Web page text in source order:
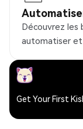
Découvrez les
automatiser
Get Your First